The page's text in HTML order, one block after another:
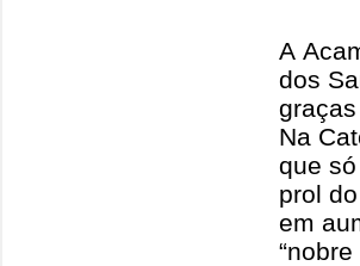
A
dos
Na
que
prol
em